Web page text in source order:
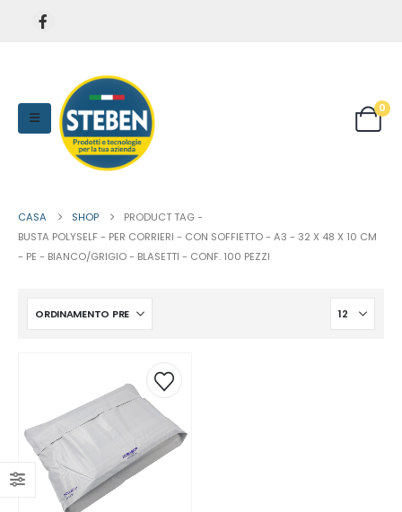
0
CASA SHOP
PRODUCT TAG -
BUSTA POLYSELF - PER CORRIERI - CON SOFFIETTO - A3 - 32 X 48 X 10 CM
- PE - BIANCO/GRIGIO - BLASETTI - CONF. 100 PEZZI